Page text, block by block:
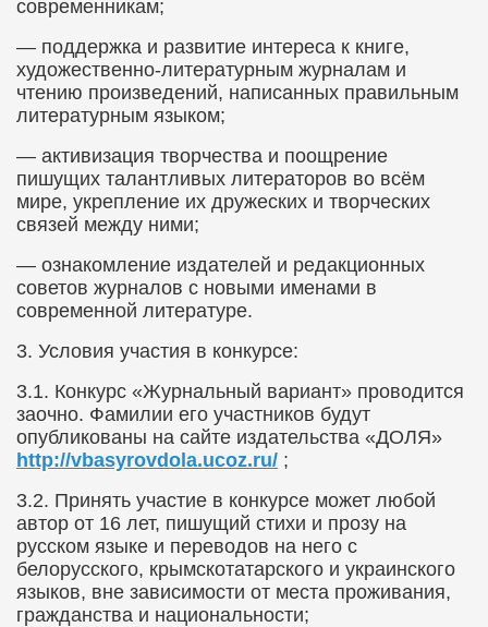
современникам;
— поддержка и развитие интереса к книге,
художественно-литературным журналам и
чтению произведений, написанных правильным
литературным языком;
— активизация творчества и поощрение
пишущих талантливых литераторов во всём
мире, укрепление их дружеских и творческих
связей между ними;
— ознакомление издателей и редакционных
советов журналов с новыми именами в
современной литературе.
3.​ Условия участия в конкурсе:
3.1.​ Конкурс «Журнальный вариант» проводится
заочно. Фамилии его участников будут
опубликованы на сайте издательства «ДОЛЯ»
http://vbasyrovdola.ucoz.ru/ ;
3.2.​ Принять участие в конкурсе может любой
автор от 16 лет, пишущий стихи и прозу на
русском языке и переводов на него с
белорусского, крымскотатарского и украинского
языков, вне зависимости от места проживания,
гражданства и национальности;